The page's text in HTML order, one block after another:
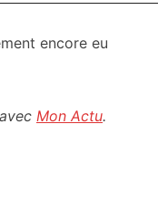
encore eu
Mon Actu.